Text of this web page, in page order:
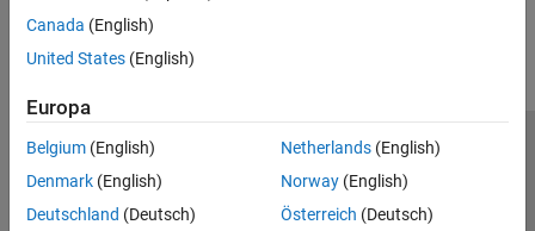
Canada (English)
United States (English)
Europa
Belgium (English)
Denmark (English)
Deutschland (Deutsch)
Netherlands(English)
Norway(English)
Österreich (Deutsch)
Centro de confianza
Marcas comerciales
Política de privacidad
Antipiratería
Estado de las aplicaciones
Información de contacto